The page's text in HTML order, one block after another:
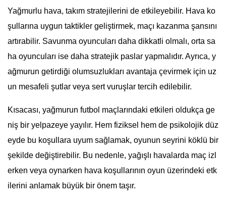
Yağmurlu hava, takım stratejilerini de etkileyebilir. Hava ko
şullarına uygun taktikler geliştirmek, maçı kazanma şansını
artırabilir. Savunma oyuncuları daha dikkatli olmalı, orta sa
ha oyuncuları ise daha stratejik paslar yapmalıdır. Ayrıca, y
ağmurun getirdiği olumsuzlukları avantaja çevirmek için uz
un mesafeli şutlar veya sert vuruşlar tercih edilebilir.
Kısacası, yağmurun futbol maçlarındaki etkileri oldukça ge
niş bir yelpazeye yayılır. Hem fiziksel hem de psikolojik düz
eyde bu koşullara uyum sağlamak, oyunun seyrini köklü bir
şekilde değiştirebilir. Bu nedenle, yağışlı havalarda maç izl
erken veya oynarken hava koşullarının oyun üzerindeki etk
ilerini anlamak büyük bir önem taşır.